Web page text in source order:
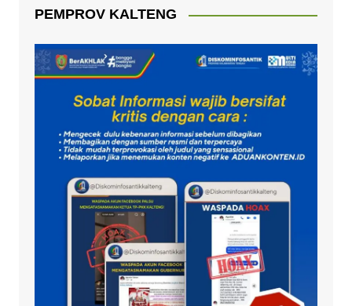
PEMPROV KALTENG